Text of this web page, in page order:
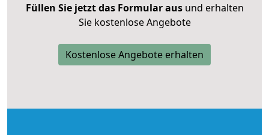
Füllen Sie jetzt das Formular ausund erhalten
Sie kostenlose Angebote
Kostenlose Angebote erhalten